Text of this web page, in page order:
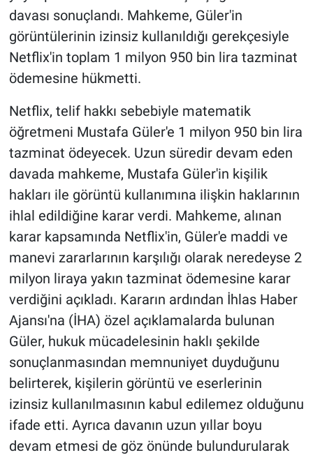
davası sonuçlandı. Mahkeme, Güler'in
görüntülerinin izinsiz kullanıldığı gerekçesiyle
Netflix'in toplam 1 milyon 950 bin lira tazminat
ödemesine hükmetti.
Netflix, telif hakkı sebebiyle matematik
öğretmeni Mustafa Güler'e 1 milyon 950 bin lira
tazminat ödeyecek. Uzun süredir devam eden
davada mahkeme, Mustafa Güler'in kişilik
hakları ile görüntü kullanımına ilişkin haklarının
ihlal edildiğine karar verdi. Mahkeme, alınan
karar kapsamında Netflix'in, Güler'e maddi ve
manevi zararlarının karşılığı olarak neredeyse 2
milyon liraya yakın tazminat ödemesine karar
verdiğini açıkladı. Kararın ardından İhlas Haber
Ajansı'na (İHA) özel açıklamalarda bulunan
Güler, hukuk mücadelesinin haklı şekilde
sonuçlanmasından memnuniyet duyduğunu
belirterek, kişilerin görüntü ve eserlerinin
izinsiz kullanılmasının kabul edilemez olduğunu
ifade etti. Ayrıca davanın uzun yıllar boyu
devam etmesi de göz önünde bulundurularak